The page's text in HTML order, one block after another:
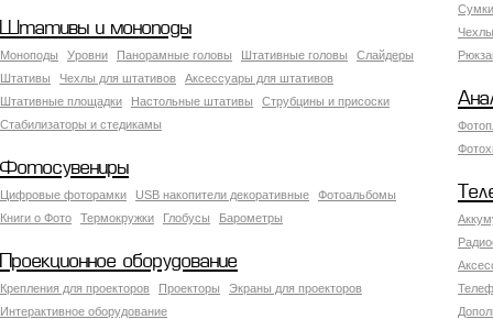
Штативы и моноподы
Моноподы Уровни Панорамные головы Штативные головы
Слайдеры
Штативы
Чехлы для штативов
Аксессуары для штативов
Штативные площадки
Настольные штативы
Струбцины и присоски
Стабилизаторы и стедикамы
Фотосувениры
Цифровые фоторамки USB накопители декоративные
Фотоальбомы
Книги о Фото
Термокружки Глобусы Барометры
Проекционное оборудование
Крепления для проекторов Проекторы
Экраны для проекторов
Интерактивное оборудование